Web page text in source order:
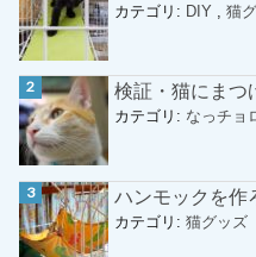
カテゴリ: DIY ,猫
検証・猫にまつ
カテゴリ: なっチョ
ハンモックを作
カテゴリ:猫グッズ